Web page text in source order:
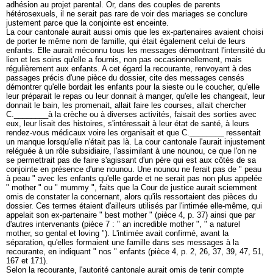
adhésion au projet parental. Or, dans des couples de parents
hétérosexuels, il ne serait pas rare de voir des mariages se conclure
justement parce que la conjointe est enceinte.
La cour cantonale aurait aussi omis que les ex-partenaires avaient choisi
de porter le même nom de famille, qui était également celui de leurs
enfants. Elle aurait méconnu tous les messages démontrant l'intensité du
lien et les soins qu'elle a fournis, non pas occasionnellement, mais
régulièrement aux enfants. A cet égard la recourante, renvoyant à des
passages précis d'une pièce du dossier, cite des messages censés
démontrer qu'elle bordait les enfants pour la sieste ou le coucher, qu'elle
leur préparait le repas ou leur donnait à manger, qu'elle les changeait, leur
donnait le bain, les promenait, allait faire les courses, allait chercher
C.________à la crèche ou à diverses activités, faisait des sorties avec
eux, leur lisait des histoires, s'intéressait à leur état de santé, à leurs
rendez-vous médicaux voire les organisait et que C.________ ressentait
un manque lorsqu'elle n'était pas là. La cour cantonale l'aurait injustement
reléguée à un rôle subsidiaire, l'assimilant à une nounou, ce que l'on ne
se permettrait pas de faire s'agissant d'un père qui est aux côtés de sa
conjointe en présence d'une nounou. Une nounou ne ferait pas de " peau
à peau " avec les enfants qu'elle garde et ne serait pas non plus appelée
" mother " ou " mummy ", faits que la Cour de justice aurait sciemment
omis de constater la concernant, alors qu'ils ressortaient des pièces du
dossier. Ces termes étaient d'ailleurs utilisés par l'intimée elle-même, qui
appelait son ex-partenaire " best mother " (pièce 4, p. 37) ainsi que par
d'autres intervenants (pièce 7 : " an incredible mother ", " a naturel
mother, so gental et loving "). L'intimée avait confirmé, avant la
séparation, qu'elles formaient une famille dans ses messages à la
recourante, en indiquant " nos " enfants (pièce 4, p. 2, 26, 37, 39, 47, 51,
167 et 171).
Selon la recourante, l'autorité cantonale aurait omis de tenir compte